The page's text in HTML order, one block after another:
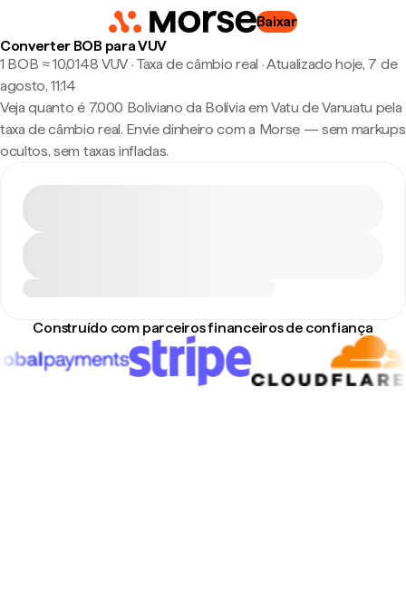
Baixar
Converter BOB para VUV
1 BOB ≈ 10,0148 VUV · Taxa de câmbio real ·Atualizado hoje, 7 de
agosto, 11:14
Veja quanto é 7.000 Boliviano da Bolívia em Vatu de Vanuatu pela
taxa de câmbio real. Envie dinheiro com a Morse — sem markups
ocultos, sem taxas infladas.
Construído com parceiros financeiros de confiança